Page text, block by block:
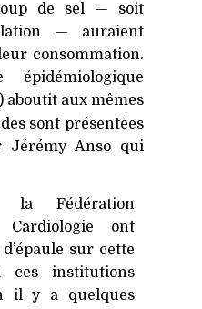
de sel — soit
— auraient
consommation.
) aboutit aux mêmes
sont présentées
Jérémy Anso qui
Fédération
Cardiologie ont
sur cette
ces institutions
il y a quelques